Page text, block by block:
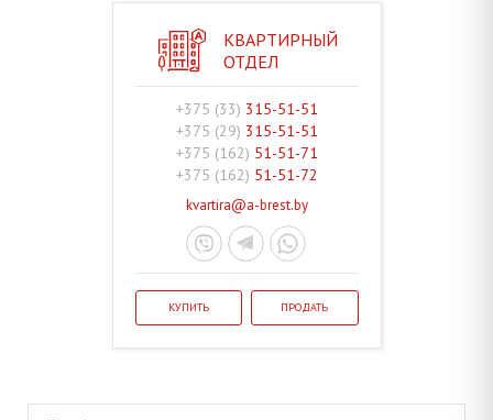
КВАРТИРНЫЙ
ОТДЕЛ
+375 (33) 315-51-51
+375 (29) 315-51-51
+375 (162) 51-51-71
+375 (162) 51-51-72
kvartira@a-brest.by
КУПИТЬ ПРОДАТЬ